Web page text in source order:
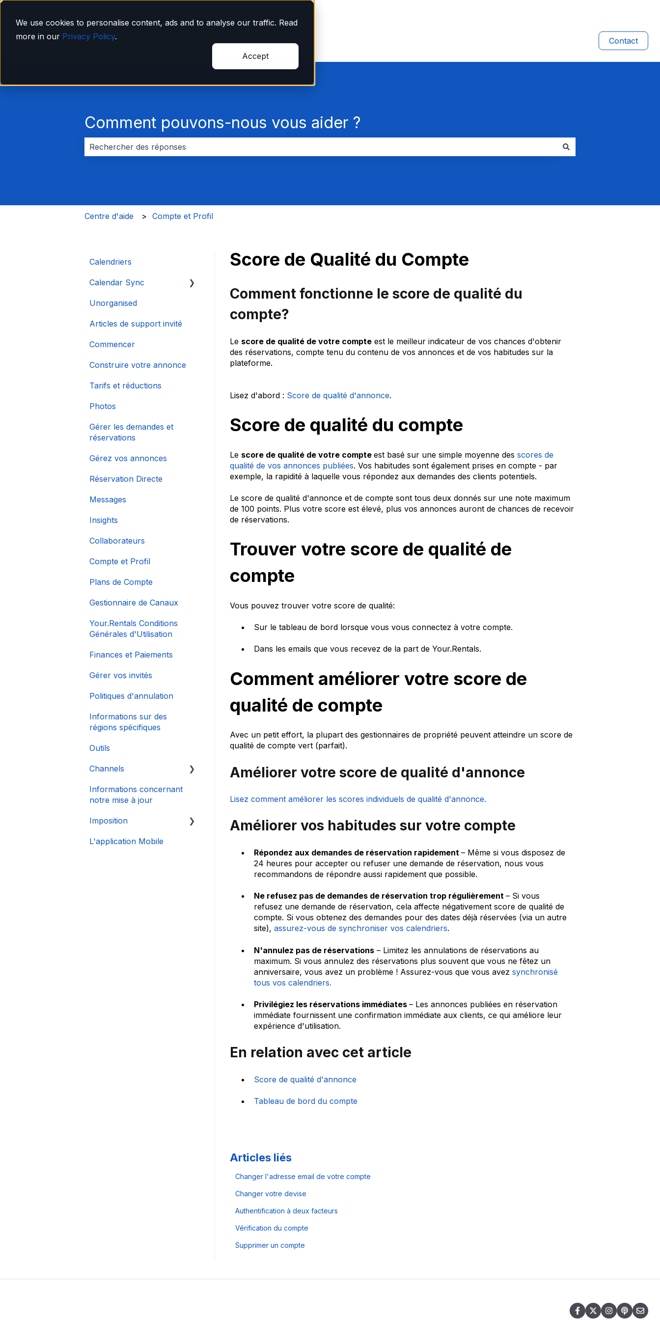
We use cookies to personalise content, ads and to analyse our traffic. Read
more in our Privacy Policy.
Accept
Contact
Comment pouvons-nous vous aider ?
Centre d'aide Compte et Profil
Score de Qualité du Compte
Comment fonctionne le score de qualité du
compte?
Le score de qualité de votre compteest le meilleur indicateur de vos chances d'obtenir
des réservations, compte tenu du contenu de vos annonces et de vos habitudes sur la
plateforme.
Lisez d'abord : Score de qualité d'annonce.
Score de qualité du compte
Le score de qualité de votre compte est basé sur une simple moyenne des scores de
qualité de vos annonces publiées. Vos habitudes sont également prises en compte - par
exemple, la rapidité à laquelle vous répondez aux demandes des clients potentiels.
Le score de qualité d'annonce et de compte sont tous deux donnés sur une note maximum
de 100 points. Plus votre score est élevé, plus vos annonces auront de chances de recevoir
de réservations.
Trouver votre score de qualité de
compte
Vous pouvez trouver votre score de qualité:
Sur le tableau de bord lorsque vous vous connectez à votre compte.
Dans les emails que vous recevez de la part de Your.Rentals.
Comment améliorer votre score de
qualité de compte
Avec un petit effort, la plupart des gestionnaires de propriété peuvent atteindre un score de
qualité de compte vert (parfait).
Améliorer votre score de qualité d'annonce
Lisez comment améliorer les scores individuels de qualité d'annonce.
Améliorer vos habitudes sur votre compte
Répondez aux demandes de réservation rapidement – Même si vous disposez de
24 heures pour accepter ou refuser une demande de réservation, nous vous
recommandons de répondre aussi rapidement que possible.
Ne refusez pas de demandes de réservation trop régulièrement – Si vous
refusez une demande de réservation, cela affecte négativement score de qualité de
compte. Si vous obtenez des demandes pour des dates déjà réservées (via un autre
site), assurez-vous de synchroniser vos calendriers.
N'annulez pas de réservations– Limitez les annulations de réservations au
maximum. Si vous annulez des réservations plus souvent que vous ne fêtez un
anniversaire, vous avez un problème ! Assurez-vous que vous avez synchronisé
tous vos calendriers.
Privilégiez les réservations immédiates – Les annonces publiées en réservation
immédiate fournissent une confirmation immédiate aux clients, ce qui améliore leur
expérience d'utilisation.
En relation avec cet article
Score de qualité d'annonce
Tableau de bord du compte
Articles liés
Changer l'adresse email de votre compte
Changer votre devise
Authentification à deux facteurs
Vérification du compte
Supprimer un compte
Calendriers
Calendar Sync
Importation de
Unorganised
Articles de support invité
Commencer
Construire votre annonce
Tarifs et réductions
Photos
Gérer les demandes et
réservations
Gérez vos annonces
Réservation Directe
Messages
Insights
Collaborateurs
Compte et Profil
Plans de Compte
Gestionnaire de Canaux
Your.Rentals Conditions
Générales d'Utilisation
Finances et Paiements
Gérer vos invités
Politiques d'annulation
Informations sur des
régions spécifiques
Outils
Channels
Connexion de Compte
Informations concernant
notre mise à jour
Imposition
DAC 7
L'application Mobile